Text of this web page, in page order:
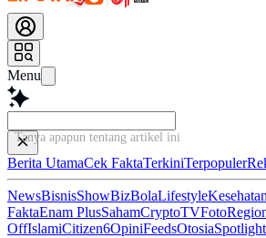
Menu
Tanya apapun tentang artikel ini...
Berita UtamaCek FaktaTerkiniTerpopuler
NewsBisnisShowBizBolaLifestyleKesehatan
FaktaEnam PlusSahamCryptoTVFoto
OffIslamiCitizen6OpiniFeedsOtosiaSpotlight